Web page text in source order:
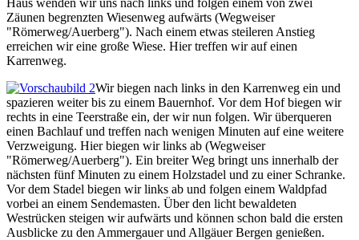
Haus wenden wir uns nach links und folgen einem von zwei
Zäunen begrenzten Wiesenweg aufwärts (Wegweiser
"Römerweg/Auerberg"). Nach einem etwas steileren Anstieg
erreichen wir eine große Wiese. Hier treffen wir auf einen
Karrenweg.
Wir biegen nach links in den Karrenweg ein und
spazieren weiter bis zu einem Bauernhof. Vor dem Hof biegen wir
rechts in eine Teerstraße ein, der wir nun folgen. Wir überqueren
einen Bachlauf und treffen nach wenigen Minuten auf eine weitere
Verzweigung. Hier biegen wir links ab (Wegweiser
"Römerweg/Auerberg"). Ein breiter Weg bringt uns innerhalb der
nächsten fünf Minuten zu einem Holzstadel und zu einer Schranke.
Vor dem Stadel biegen wir links ab und folgen einem Waldpfad
vorbei an einem Sendemasten. Über den licht bewaldeten
Westrücken steigen wir aufwärts und können schon bald die ersten
Ausblicke zu den Ammergauer und Allgäuer Bergen genießen.